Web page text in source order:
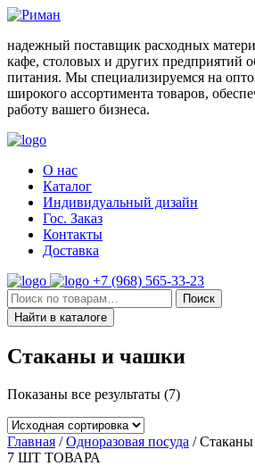
Skip
content
надежный поставщик расходных
кафе, столовых и других предприятий
питания. Мы специализируемся на
широкого ассортимента товаров,
работу вашего бизнеса.
О нас
Каталог
Индивидуальный дизайн
Гос. Заказ
Контакты
Доставка
+7 (968) 565-33-23
Искать:
Поиск
Найти в каталоге
Стаканы и чашки
Показаны все результаты (7)
Главная /Одноразовая посуда /
7 ШТ ТОВАРА